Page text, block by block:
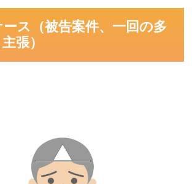
ース（被告案件、一回の多
張）